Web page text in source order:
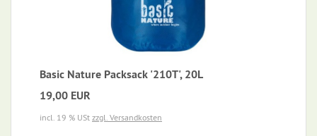
Basic Nature Packsack '210T', 20L
19,00 EUR
incl. 19 % USt zzgl. Versandkosten